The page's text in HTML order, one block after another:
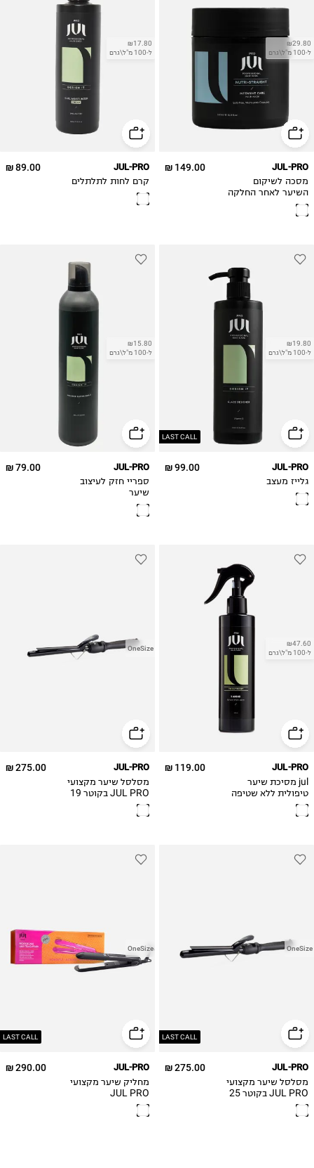
₪29.80
ל-100 מ"ל\גרם
149.00 ₪ JUL-PRO
מסכה לשיקום
השיער לאחר החלקה
₪17.80
ל-100 מ"ל\גרם
89.00 ₪ JUL-PRO
קרם לחות לתלתלים
LAST CALL
₪19.80
ל-100 מ"ל\גרם
99.00 ₪ JUL-PRO
גלייז מעצב
₪15.80
ל-100 מ"ל\גרם
79.00 ₪ JUL-PRO
ספריי חזק לעיצוב
שיער
₪47.60
ל-100 מ"ל\גרם
119.00 ₪ JUL-PRO
jul מסיכת שיער
טיפולית ללא שטיפה
OneSize
275.00 ₪ JUL-PRO
מסלסל שיער מקצועי
JUL PRO בקוטר 19
מ״מ
LAST CALL
OneSize
275.00 ₪ JUL-PRO
מסלסל שיער מקצועי
JUL PRO בקוטר 25
מ״מ
LAST CALL
OneSize
290.00 ₪ JUL-PRO
מחליק שיער מקצועי
JUL PRO